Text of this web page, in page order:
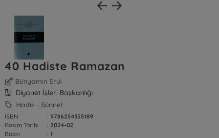
40 Hadiste Ramazan
Bünyamin Erul
Diyanet İşleri Başkanlığı
Hadis - Sünnet
ISBN : 9786254355189
Basım Tarihi
: 2024-02
Baskı
: 1